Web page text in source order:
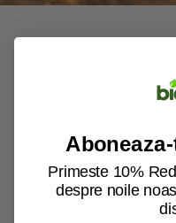
it Flow -
ashwagandha
Primeste 10%
despre noile